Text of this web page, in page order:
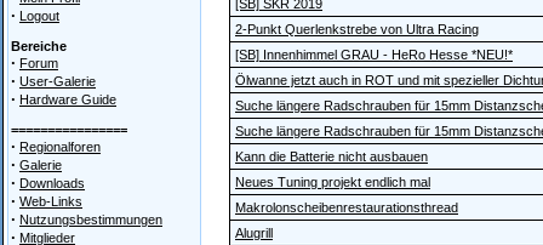
· Logout
Bereiche
· Forum
· User-Galerie
· Hardware Guide
================
· Regionalforen
· Galerie
· Downloads
· Web-Links
· Nutzungsbestimmungen
· Mitglieder
[SB] SKR 2019
2-Punkt Querlenkstrebe von Ultra Racing
[SB] Innenhimmel GRAU - HeRo Hesse *NEU!*
Ölwanne jetzt auch in ROT und mit spezieller
Suche längere Radschrauben für 15mm
Suche längere Radschrauben für 15mm
Kann die Batterie nicht ausbauen
Neues Tuning projekt endlich mal
Makrolonscheibenrestaurationsthread
Alugrill